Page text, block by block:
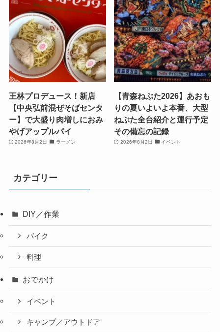
王林プロデュース！新店
【中央弘前混ぜそばセンタ
ー】で大盛り肉増しにおみ
やげアップルパイ
2026年8月2日 ラーメン
【青森ねぶた2026】あおも
りの夏いよいよ本番、大型
ねぶた全台紹介と運行予定
その備忘の記録
2026年8月2日 イベント
カテゴリー
DIY／作業
バイク
料理
おでかけ
イベント
キャンプ／アウトドア